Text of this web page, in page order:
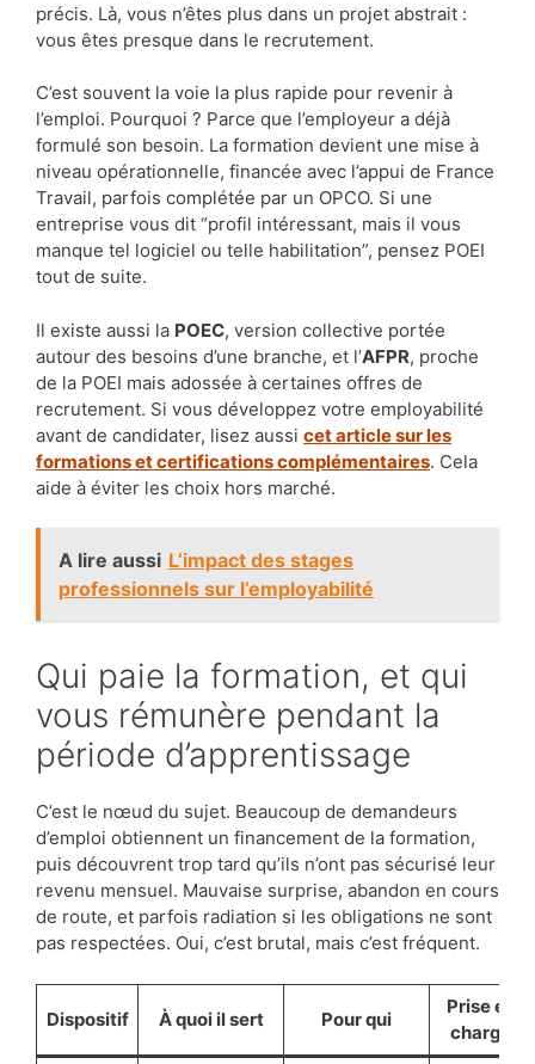
précis. Là, vous n’êtes plus dans un projet abstrait :
vous êtes presque dans le recrutement.
C’est souvent la voie la plus rapide pour revenir à
l’emploi. Pourquoi ? Parce que l’employeur a déjà
formulé son besoin. La formation devient une mise à
niveau opérationnelle, financée avec l’appui de France
Travail, parfois complétée par un OPCO. Si une
entreprise vous dit “profil intéressant, mais il vous
manque tel logiciel ou telle habilitation”, pensez POEI
tout de suite.
Il existe aussi la POEC, version collective portée
autour des besoins d’une branche, et l’AFPR, proche
de la POEI mais adossée à certaines offres de
recrutement. Si vous développez votre employabilité
avant de candidater, lisez aussi cet article sur les
formations et certifications complémentaires. Cela
aide à éviter les choix hors marché.
A lire aussi L’impact des stages
professionnels sur l’employabilité
Qui paie la formation, et qui
vous rémunère pendant la
période d’apprentissage
C’est le nœud du sujet. Beaucoup de demandeurs
d’emploi obtiennent un financement de la formation,
puis découvrent trop tard qu’ils n’ont pas sécurisé leur
revenu mensuel. Mauvaise surprise, abandon en cours
de route, et parfois radiation si les obligations ne sont
pas respectées. Oui, c’est brutal, mais c’est fréquent.
Dispositif À quoi il sert Pour qui
Prise en
charge